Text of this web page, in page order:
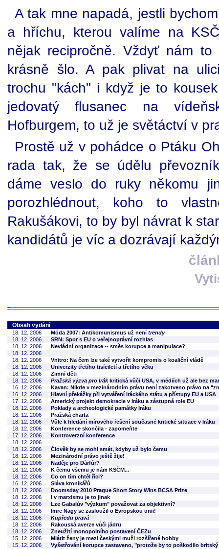
A tak mne napadá, jestli
a hříchu, kterou valíme na
nějak recipročně. Vždyť nám to
krásně šlo. A pak plivat na
trochu "kách" i když je to
jedovatý flusanec na
Hofburgem, to už je světáctví v
Prostě už v pohádce o Ptáku
rada tak, že se údělu
dáme veslo do ruky někomu
porozhlédnout, koho to
Rakušákovi, to by byl návrat k
kandidátů je víc a dozrávají
Obsah vydání
18. 12. 2006 Móda 2007: Antikomunismus už není trendy
18. 12. 2006
SRN: Spor s EU o veřejnoprávní rozhlas
18. 12. 2006
Nevládní organizace -- směs korupce a manipulace?
18. 12. 2006
18. 12. 2006
Vnitro: Na čem lze také vytvořit kompromis o koaliční vládě
18. 12. 2006
Univerzity třetího tisíciletí a třetího věku
18. 12. 2006
Zimní děti
18. 12. 2006
Pražská výzva pro Irákkritická vůči USA, v médiích už ale bez
16. 12. 2006
Kavan: Nikde v mezinárodním právu není zakotveno právo na
16. 12. 2006
Hlavní překážky při vytváření iráckého státu a přístupy EU a USA
17. 12. 2006
Americký projekt demokracie v Iráku a zástupná role EU
18. 12. 2006
Poklady a archeologické památky Iráku
18. 12. 2006
Pražská charta
18. 12. 2006
Vůle k hledání mírového řešení současné kritické situace v Iráku
18. 12. 2006
Konference skončila - zapomeňte
17. 12. 2006
Kontroverzní konference
18. 12. 2006
18. 12. 2006
Člověk by se mohl smát, kdyby už bylo čemu
18. 12. 2006
Mezinárodní právo ještě žije!
18. 12. 2006
Naděje pro Dárfúr?
18. 12. 2006
K čemu všemu je nám KSČM...
18. 12. 2006
Co on tím chtěl říci?
16. 12. 2006
Sláva kronikářů
18. 12. 2006
Doomsday 2010 Prague Short Story Wins BCSA Prize
18. 12. 2006
I v marxismu je to jinak
18. 12. 2006
Lze Gabalův "výzkum" považovat za objektivní?
18. 12. 2006
Imre Nagy se zasloužil o Evropskou unii!
18. 12. 2006
Kupředu pravá
18. 12. 2006
Rakouská averze vůči jádru
18. 12. 2006
Zneužití monopolního postavení ČEZu
15. 12. 2006
Mlátit ženy je mezi českými muži rozšířené hobby
15. 12. 2006
Vyšetřování korupce zastaveno, "protože by to poškodilo